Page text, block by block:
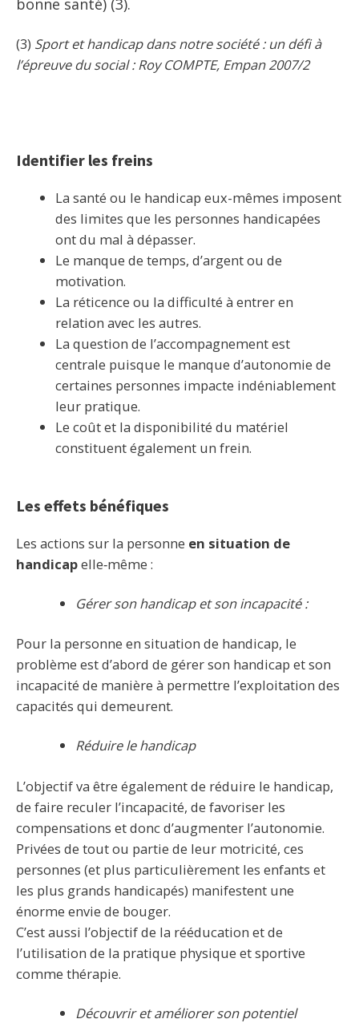
bonne santé) (3).
(3) Sport et handicap dans notre société : un défi à
l’épreuve du social : Roy COMPTE, Empan 2007/2
Identifier les freins
La santé ou le handicap eux-mêmes imposent
des limites que les personnes handicapées
ont du mal à dépasser.
Le manque de temps, d’argent ou de
motivation.
La réticence ou la difficulté à entrer en
relation avec les autres.
La question de l’accompagnement est
centrale puisque le manque d’autonomie de
certaines personnes impacte indéniablement
leur pratique.
Le coût et la disponibilité du matériel
constituent également un frein.
Les effets bénéfiques
Les actions sur la personne en situation de
handicapelle‐même :
Gérer son handicap et son incapacité :
Pour la personne en situation de handicap, le
problème est d’abord de gérer son handicap et son
incapacité de manière à permettre l’exploitation des
capacités qui demeurent.
Réduire le handicap
L’objectif va être également de réduire le handicap,
de faire reculer l’incapacité, de favoriser les
compensations et donc d’augmenter l’autonomie.
Privées de tout ou partie de leur motricité, ces
personnes (et plus particulièrement les enfants et
les plus grands handicapés) manifestent une
énorme envie de bouger.
C’est aussi l’objectif de la rééducation et de
l’utilisation de la pratique physique et sportive
comme thérapie.
Découvrir et améliorer son potentiel